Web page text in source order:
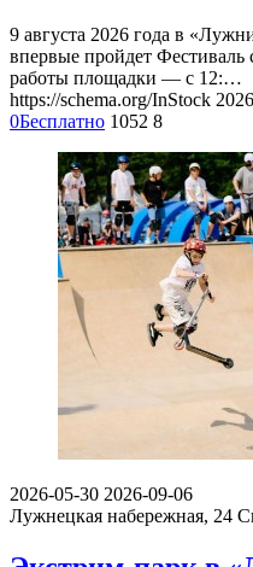
9 августа 2026 года в
впервые пройдет
работы площадки — с 12:…
https://schema.org/InStock
0Бесплатно 1052 8
2026-05-30 2026-09-06
Лужнецкая набережная, 24